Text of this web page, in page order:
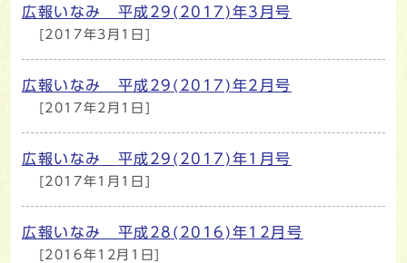
メインメニュー
広報いなみ 平成29(2017)年3月号
[2017年3月1日]
広報いなみ 平成29(2017)年2月号
[2017年2月1日]
広報いなみ 平成29(2017)年1月号
[2017年1月1日]
広報いなみ 平成28(2016)年12月号
[2016年12月1日]